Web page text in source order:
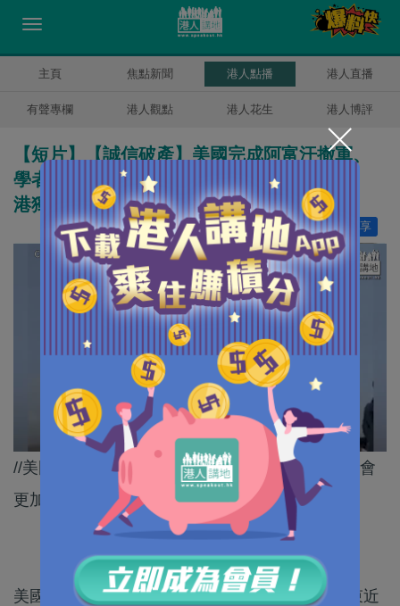
主頁 焦點新聞 港人點播 港人直播
有聲專欄 港人觀點 港人花生 港人博評
【短片】【誠信破產】美國完成阿富汗撤軍、
學者陳文鴻點評亂局、分析為何會衝擊台獨、
港獨？中美關係又將會有什麼新發展？
分享
讚好 33
//美國喜歡到處點火頭，相信自阿富汗撤軍後，將會
更加針對中國作出挑釁。//
美國於周一(30日)宣布已完成從阿富汗撤軍，結束近